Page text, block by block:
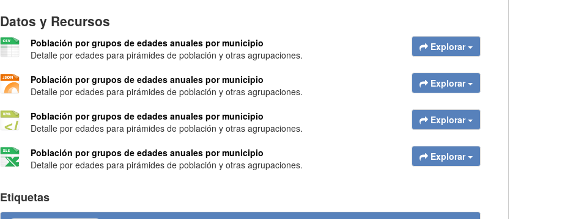
Datos y Recursos
Población por grupos de edades anuales por municipio
Detalle por edades para pirámides de población y otras agrupaciones.
Explorar
Población por grupos de edades anuales por municipio
Detalle por edades para pirámides de población y otras agrupaciones.
Explorar
Población por grupos de edades anuales por municipio
Detalle por edades para pirámides de población y otras agrupaciones.
Explorar
Población por grupos de edades anuales por municipio
Detalle por edades para pirámides de población y otras agrupaciones.
Explorar
Etiquetas